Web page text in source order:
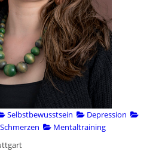
Selbstbewusstsein
Depression
Schmerzen
Mentaltraining